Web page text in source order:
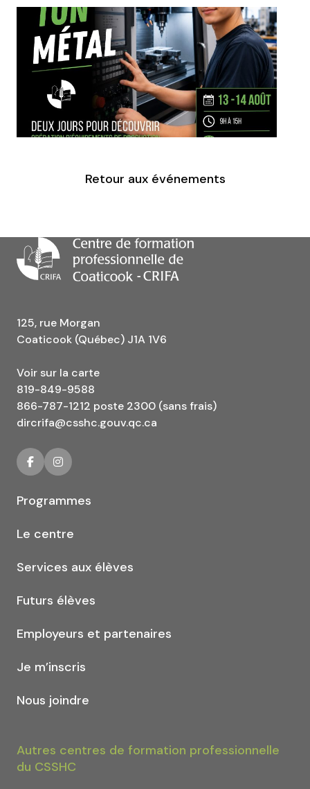
Retour aux événements
125, rue Morgan
Coaticook (Québec) J1A 1V6
Voir sur la carte
819-849-9588
866-787-1212 poste 2300 (sans frais)
dircrifa@csshc.gouv.qc.ca
Programmes
Le centre
Services aux élèves
Futurs élèves
Employeurs et partenaires
Je m’inscris
Nous joindre
Autres centres de formation professionnelle
du CSSHC